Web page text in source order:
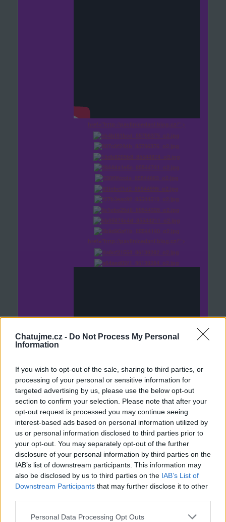
Chatujme.cz - Do Not Process My Personal
Information
If you wish to opt-out of the sale, sharing to third parties, or
processing of your personal or sensitive information for
targeted advertising by us, please use the below opt-out
section to confirm your selection. Please note that after your
opt-out request is processed you may continue seeing
interest-based ads based on personal information utilized by
us or personal information disclosed to third parties prior to
your opt-out. You may separately opt-out of the further
disclosure of your personal information by third parties on the
IAB’s list of downstream participants. This information may
also be disclosed by us to third parties on the IAB’s List of
Downstream Participants that may further disclose it to other
Personal Data Processing Opt Outs
href="http://pavlinicedani.blog.cz/" >
href="http://pavlinicedani.blog.cz/" >
Jindrich38 (před 6 lety)
href="http://pavlinicedani.blog.cz/" >